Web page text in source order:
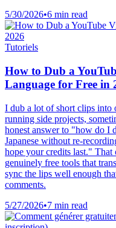
5/30/2026•6 min read
Tutoriels
How to Dub a
Language for Free in
I dub a lot of short clips
running side projects,
honest answer to "how do I
Japanese without re-
hope your credits last."
genuinely free tools that
sync the lips well enough
comments.
5/27/2026•7 min read